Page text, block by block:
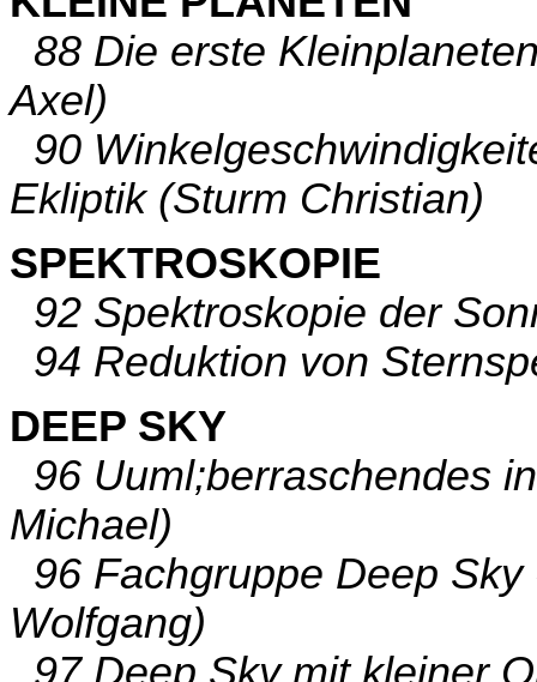
88 Die erste
Axel)
90
Ekliptik (Sturm Christian)
SPEKTROSKOPIE
92 Spektroskopie der
94 Reduktion von
DEEP SKY
96 Uuml;berraschendes
Michael)
96 Fachgruppe Deep
Wolfgang)